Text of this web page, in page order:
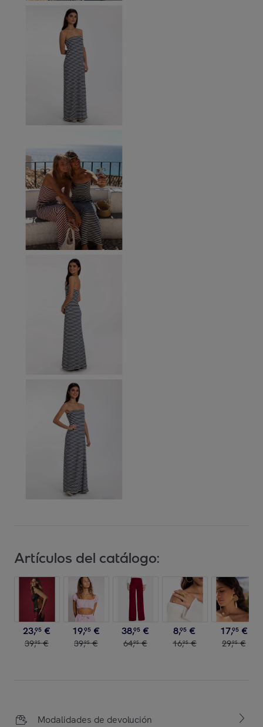
Artículos del catálogo:
23,95 €
39,95 €
19,95 €
39,95 €
38,95 €
64,95 €
8,95 €
16,95 €
17,95 €
29,95 €
Modalidades de devolución